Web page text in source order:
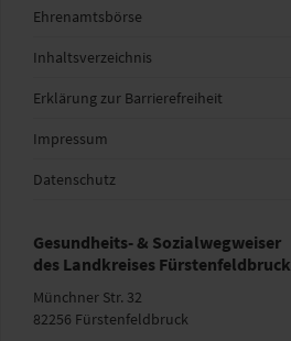
Ehrenamtsbörse
Inhaltsverzeichnis
Erklärung zur Barrierefreiheit
Impressum
Datenschutz
Gesundheits- & Sozialwegweiser
des Landkreises Fürstenfeldbruck
Münchner Str. 32
82256 Fürstenfeldbruck